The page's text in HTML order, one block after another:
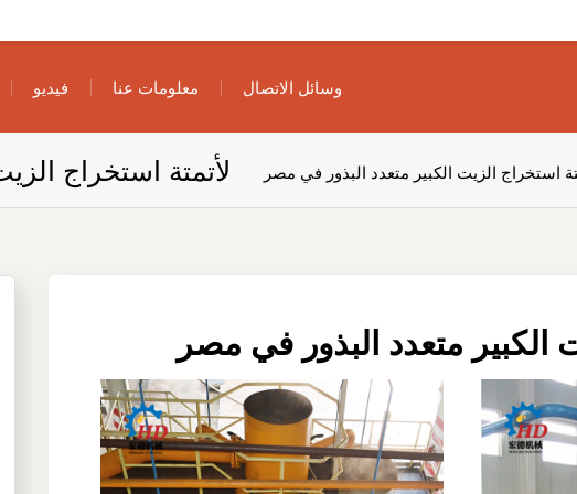
فيديو معلومات عنا وسائل الاتصال
لأتمتة استخراج استخراج الزيت الكبير متعدد البذور في مصر
الكبير متعدد البذور في مصر